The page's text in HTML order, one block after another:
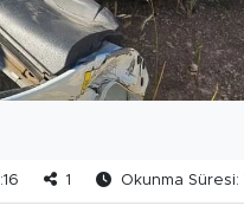
1 Okunma Süresi: